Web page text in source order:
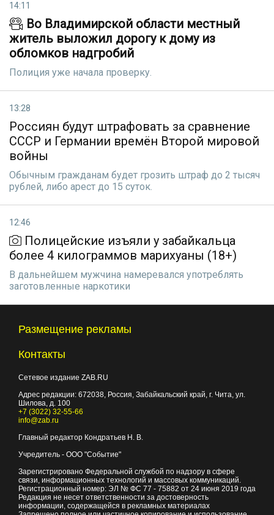
14:11
Во Владимирской области местный
житель выложил дорогу к дому из
обломков надгробий
Полиция уже начала проверку.
13:28
Россиян будут штрафовать за сравнение
СССР и Германии времён Второй мировой
войны
Обычным гражданам будет грозить штраф до 2 тысяч
рублей, либо арест до 15 суток.
12:46
Полицейские изъяли у забайкальца
более 4 килограммов марихуаны (18+)
В дальнейшем мужчина намеревался употреблять
заготовленные наркотики
Размещение рекламы
Контакты
Сетевое издание ZAB.RU
Адрес редакции: 672038, Россия, Забайкальский край, г. Чита, ул.
Шилова, д. 100
+7 (3022) 32-55-66
info@zab.ru
Главный редактор Кондратьев Н. В.
Учредитель - ООО "Событие"
Зарегистрировано Федеральной службой по надзору в сфере
связи, информационных технологий и массовых коммуникаций.
Регистрационный номер: ЭЛ № ФС 77 - 75882 от 24 июня 2019 года
Редакция не несет ответственности за достоверность
информации, содержащейся в рекламных материалах